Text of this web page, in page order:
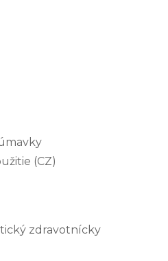
(CZ)
zdravotnícky